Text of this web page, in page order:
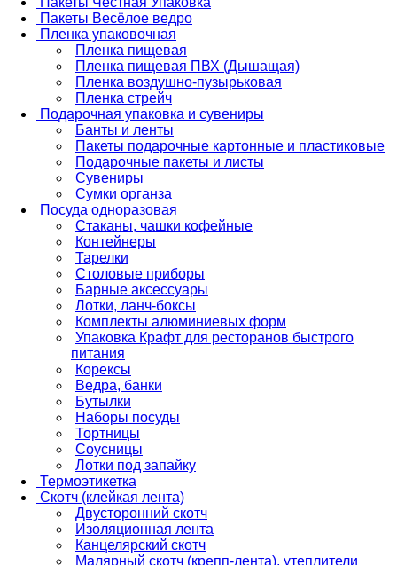
Пакеты Весёлое ведро
Пленка упаковочная
Пленка пищевая
Пленка пищевая ПВХ (Дышащая)
Пленка воздушно-пузырьковая
Пленка стрейч
Подарочная упаковка и сувениры
Банты и ленты
Пакеты подарочные картонные и пластиковые
Подарочные пакеты и листы
Сувениры
Сумки органза
Посуда одноразовая
Стаканы, чашки кофейные
Контейнеры
Тарелки
Столовые приборы
Барные аксессуары
Лотки, ланч-боксы
Комплекты алюминиевых форм
Упаковка Крафт для ресторанов быстрого
питания
Корексы
Ведра, банки
Бутылки
Наборы посуды
Тортницы
Соусницы
Лотки под запайку
Термоэтикетка
Скотч (клейкая лента)
Двусторонний скотч
Изоляционная лента
Канцелярский скотч
Малярный скотч (крепп-лента), утеплители